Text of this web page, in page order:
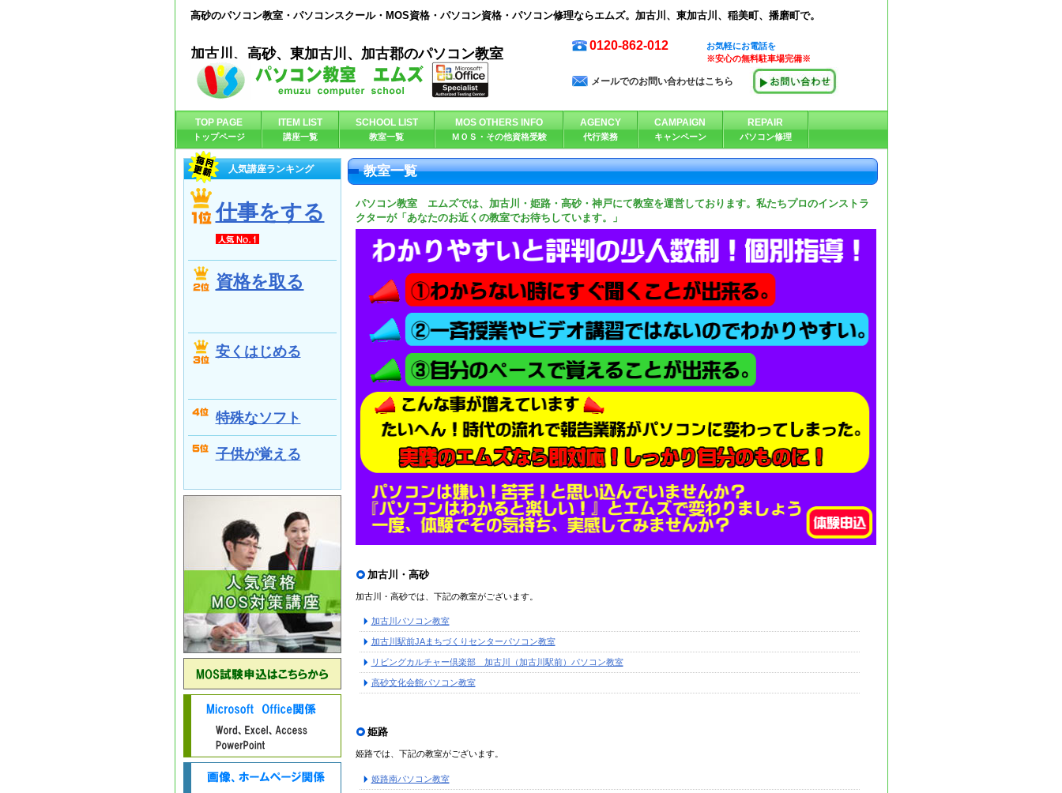
高砂のパソコン教室・パソコンスクール・MOS資格・パソコン資格・パソコン修理ならエムズ。加古川、東加古川、稲美町、播磨町で。
加古川、高砂、東加古川、加古郡のパソコン教室
0120-862-012
お気軽にお電話を
※安心の無料駐車場完備※
メールでのお問い合わせはこちら
教室一覧
パソコン教室 エムズでは、加古川・姫路・高砂・神戸にて教室を運営しております。私たちプロのインストラ
クターが「あなたのお近くの教室でお待ちしています。」
加古川・高砂
加古川・高砂では、下記の教室がございます。
加古川パソコン教室
加古川駅前JAまちづくりセンターパソコン教室
リビングカルチャー倶楽部 加古川（加古川駅前）パソコン教室
高砂文化会館パソコン教室
姫路
姫路では、下記の教室がございます。
姫路南パソコン教室
TOP PAGE
トップページ
ITEM LIST
講座一覧
SCHOOL LIST
教室一覧
MOS OTHERS INFO
ＭＯＳ・その他資格受験
AGENCY
代行業務
CAMPAIGN
キャンペーン
REPAIR
パソコン修理
人気講座ランキング
仕事をする
資格を取る
安くはじめる
特殊なソフト
子供が覚える